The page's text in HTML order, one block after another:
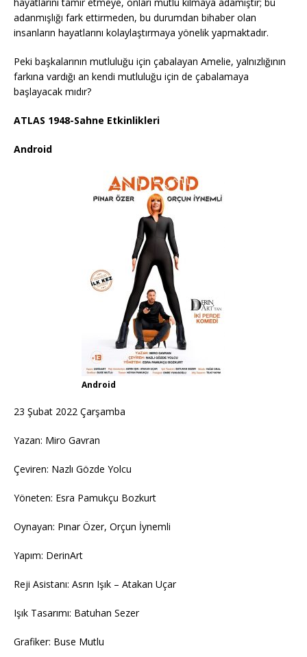
hayatlarını tamir etmeye, onları mutlu kılmaya adamıştır; bu
adanmışlığı fark ettirmeden, bu durumdan bihaber olan
insanların hayatlarını kolaylaştırmaya yönelik yapmaktadır.
Peki başkalarının mutluluğu için çabalayan Amelie, yalnızlığının
farkına vardığı an kendi mutluluğu için de çabalamaya
başlayacak mıdır?
ATLAS 1948-Sahne Etkinlikleri
Android
Android
23 Şubat 2022 Çarşamba
Yazan: Miro Gavran
Çeviren: Nazlı Gözde Yolcu
Yöneten: Esra Pamukçu Bozkurt
Oynayan: Pınar Özer, Orçun İynemli
Yapım: DerinArt
Reji Asistanı: Asrın Işık – Atakan Uçar
Işık Tasarımı: Batuhan Sezer
Grafiker: Buse Mutlu